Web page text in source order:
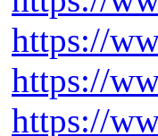
https://
https://
https://